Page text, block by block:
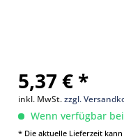
5,37 € *
inkl. MwSt.zzgl.
Wenn verfügbar
* Die aktuelle Lieferzeit